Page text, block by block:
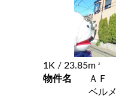
1K / 23.85m 2
物件名
ＡＦ
ベル